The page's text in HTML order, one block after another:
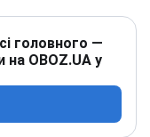
головного —
на OBOZ.UA у